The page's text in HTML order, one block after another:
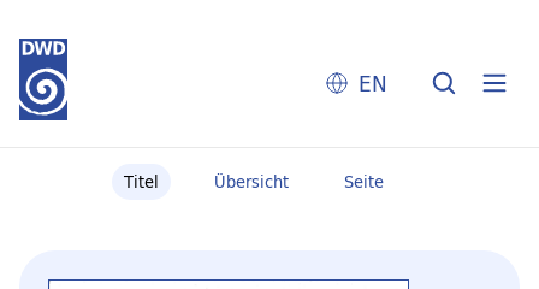
EN
Titel Übersicht Seite